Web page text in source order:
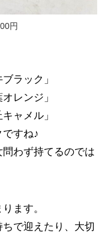
円
ラック」
レンジ」
ャメル」
すね♪
わず持てるのでは
ます。
で迎えたり、大切